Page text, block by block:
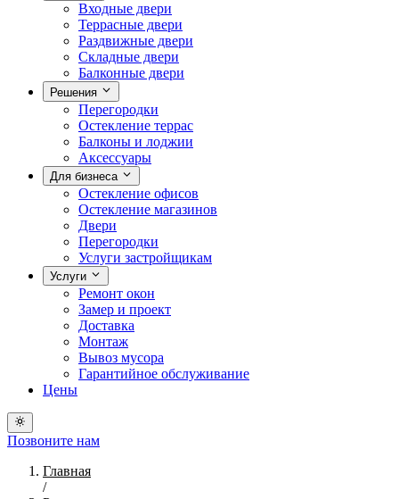
Входные двери
Террасные двери
Раздвижные двери
Складные двери
Балконные двери
Решения
Перегородки
Остекление террас
Балконы и лоджии
Аксессуары
Для бизнеса
Остекление офисов
Остекление магазинов
Двери
Перегородки
Услуги застройщикам
Услуги
Ремонт окон
Замер и проект
Доставка
Монтаж
Вывоз мусора
Гарантийное обслуживание
Цены
Позвоните нам
Главная
/